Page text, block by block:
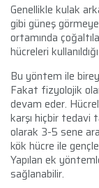
Genellikle kulak
gibi güneş
ortamında
hücreleri
Bu yöntem ile
Fakat fizyolojik
devam eder.
karşı hiçbir tedavi
olarak 3-5 sene
kök hücre ile
Yapılan ek
sağlanabilir.